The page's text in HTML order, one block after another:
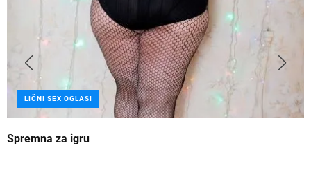
LIČNI SEX OGLASI
Spremna za igru